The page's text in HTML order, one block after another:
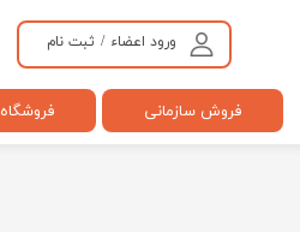
ورود اعضاء / ثبت نام
تغییر گذر واژهفروش سازمانی فروشگاه